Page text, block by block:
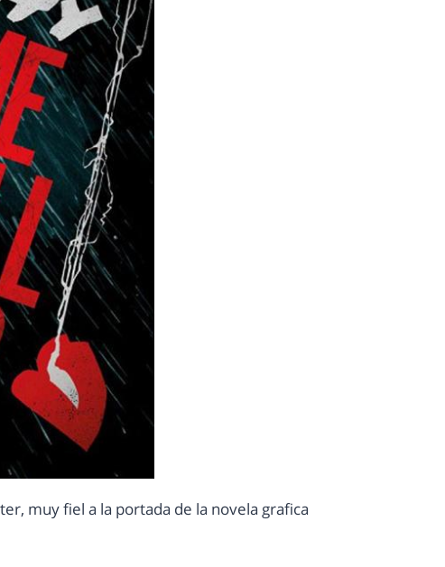
muy fiel a la portada de la novela grafica